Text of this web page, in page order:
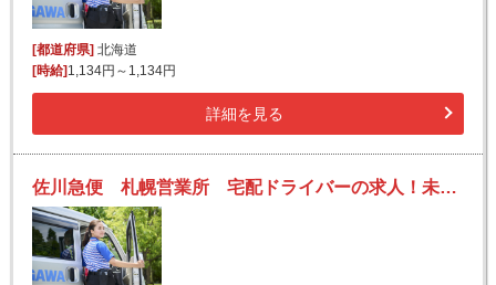
[都道府県]北海道
[時給]1,134円～1,134円
詳細を見る
佐川急便 札幌営業所 宅配ドライバーの求人！未経験歓迎！先輩たちがサポートします♪